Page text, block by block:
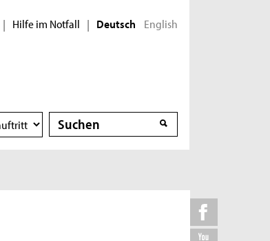
| Hilfe im Notfall | Deutsch English
Suche
Suche